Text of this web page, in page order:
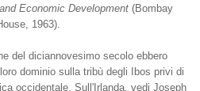
Economic Development (Bombay
1963).
del diciannovesimo secolo ebbero
dominio sulla tribù degli Ibos privi di
occidentale. Sull'Irlanda, vedi Joseph